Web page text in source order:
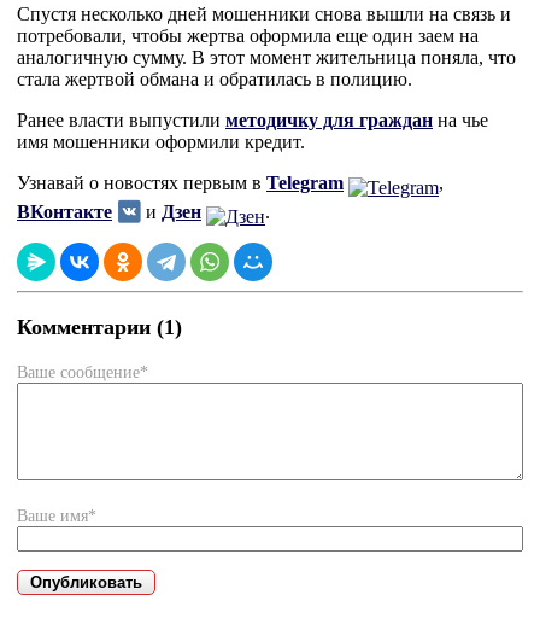
Спустя несколько дней мошенники снова вышли на связь и
потребовали, чтобы жертва оформила еще один заем на
аналогичную сумму. В этот момент жительница поняла, что
стала жертвой обмана и обратилась в полицию.
Ранее власти выпустили методичку для граждан на чье
имя мошенники оформили кредит.
Узнавай о новостях первым в Telegram
,
ВКонтакте
и Дзен .
Комментарии (1)
Ваше сообщение*
Ваше имя*